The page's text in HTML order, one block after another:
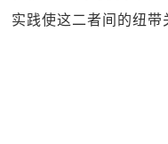
实践使这二者间的纽带